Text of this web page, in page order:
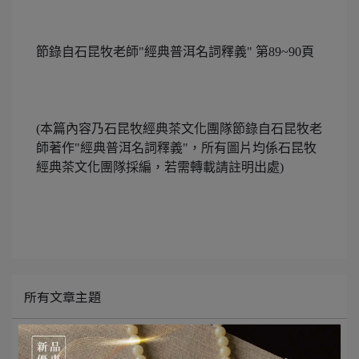
節錄自石昆牧老師"經典普洱名詞釋義" 第89~90頁
(本篇內容乃石昆牧經典茶文化團隊節錄自石昆牧老
師著作"經典普洱名詞釋義"，所有圖片均係石昆牧
經典茶文化團隊採編，若需轉載請註明出處)
所有文章主題
最新消息